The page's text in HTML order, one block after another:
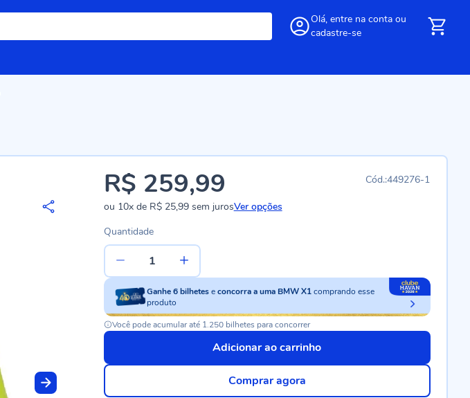
Olá, entre na conta ou
cadastre-se
449276-1
R$ 259,99
ou 10xde R$ 25,99sem jurosVer opções
Quantidade
Ganhe6 bilhetes econcorra a uma BMW X1comprando esse
produto
Você pode acumular até 1.250 bilhetes para concorrer
Adicionar ao carrinho
Comprar agora